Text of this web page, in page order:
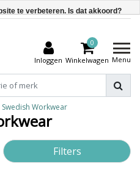
Inloggen
0
Winkelwagen Menu
Workwear
Filters
te verbeteren. Is dat akkoord?